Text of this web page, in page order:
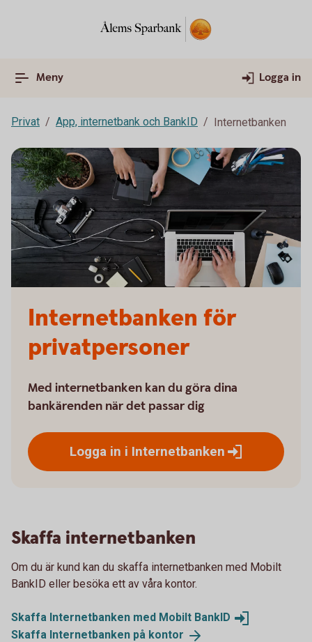
Meny Logga in
Privat App, internetbank och BankID Internetbanken
Internetbanken för
privatpersoner
Med internetbanken kan du göra dina
bankärenden när det passar dig
Logga in i Internetbanken
Skaffa internetbanken
Om du är kund kan du skaffa internetbanken med Mobilt
BankID eller besöka ett av våra kontor.
Skaffa Internetbanken med Mobilt BankID
Skaffa Internetbanken på kontor